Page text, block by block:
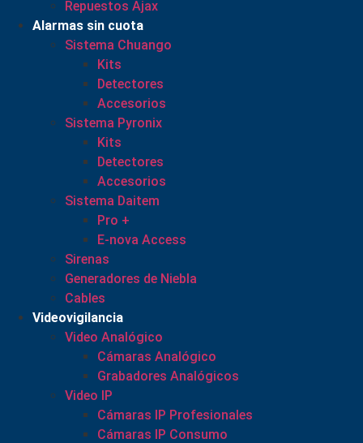
Repuestos Ajax
Alarmas sin cuota
Sistema Chuango
Kits
Detectores
Accesorios
Sistema Pyronix
Kits
Detectores
Accesorios
Sistema Daitem
Pro +
E-nova Access
Sirenas
Generadores de Niebla
Cables
Videovigilancia
Video Analógico
Cámaras Analógico
Grabadores Analógicos
Video IP
Cámaras IP Profesionales
Cámaras IP Consumo